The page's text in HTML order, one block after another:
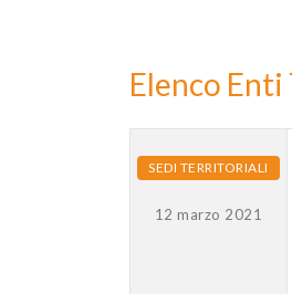
Elenco
SEDI TERRITORIALI
12 marzo 2021